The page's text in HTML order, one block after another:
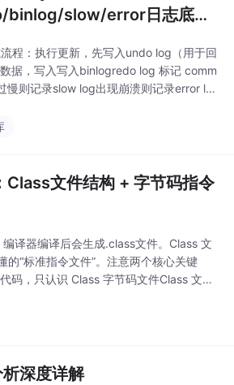
binlog/slow/error日志底层
程：执行更新，先写入undo log（用于回
据，写入写入binlogredo log 标记 comm
慢则记录slow log出现崩溃则记录error lo
制实现崩溃恢复，保障事务持久性；binl
Class文件结构 + 字节码指令
译器编译后会生成.class文件。Class 文
的“标准指令文件”。注意两个核心关键
码，只认识 Class 字节码文件Class 文件
JVM看的。
深度详解